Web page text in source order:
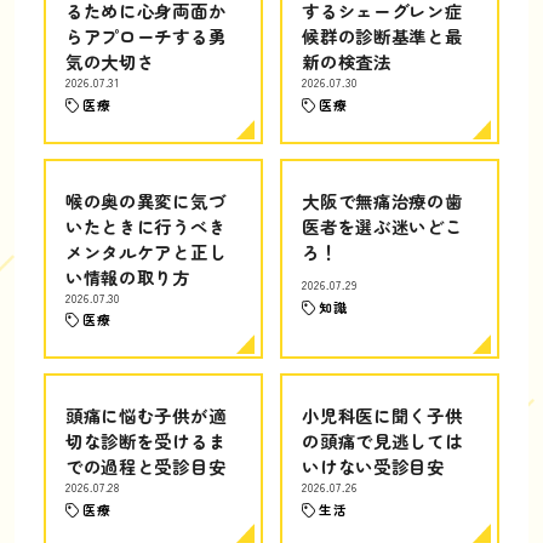
るために心身両面か
らアプローチする勇
気の大切さ
2026.07.31
医療
するシェーグレン症
候群の診断基準と最
新の検査法
2026.07.30
医療
喉の奥の異変に気づ
いたときに行うべき
メンタルケアと正し
い情報の取り方
2026.07.30
医療
大阪で無痛治療の歯
医者を選ぶ迷いどこ
ろ！
2026.07.29
知識
頭痛に悩む子供が適
切な診断を受けるま
での過程と受診目安
2026.07.28
医療
小児科医に聞く子供
の頭痛で見逃しては
いけない受診目安
2026.07.26
生活